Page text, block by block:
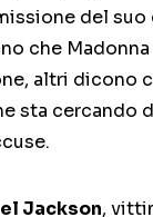
del
che
altri dicono
sta cercando
Jackson,